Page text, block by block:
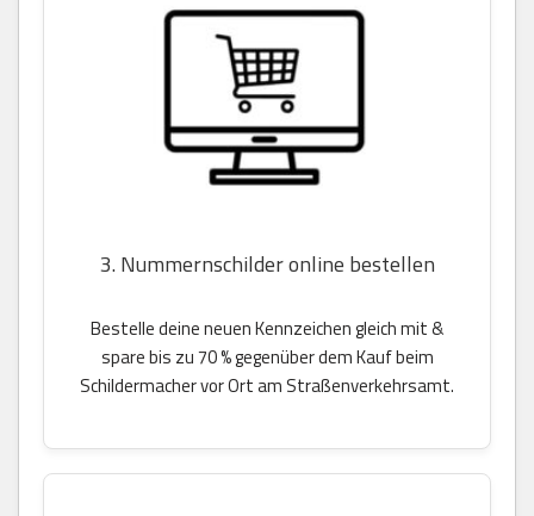
3. Nummernschilder online bestellen
Bestelle deine neuen Kennzeichen gleich mit &
spare bis zu 70 % gegenüber dem Kauf beim
Schildermacher vor Ort am Straßenverkehrsamt.